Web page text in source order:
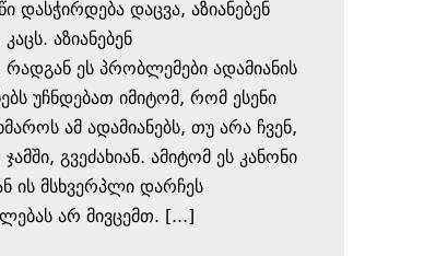
დასჭირდება დაცვა, აზიანებენ
აზიანებენ
ეს პრობლემები ადამიანის
უჩნდებათ იმიტომ, რომ ესენი
ამ ადამიანებს, თუ არა ჩვენ,
გვეძახიან. ამიტომ ეს კანონი
ის მსხვერპლი დარჩეს
არ მივცემთ. [...]